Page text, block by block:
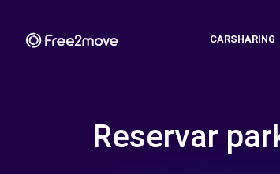
CARSHARING
Reservar